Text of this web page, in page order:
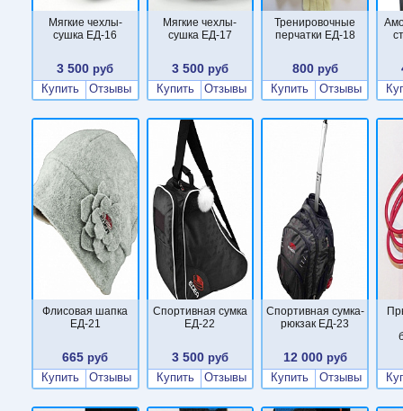
Мягкие чехлы-
сушка ЕД-16
3 500 руб
Купить
Отзывы
Мягкие чехлы-
сушка ЕД-17
3 500 руб
Купить
Отзывы
Тренировочные
перчатки ЕД-18
800руб
Купить
Отзывы
Флисовая шапка
ЕД-21
665 руб
Купить
Отзывы
Спортивная сумка
ЕД-22
3 500 руб
Купить
Отзывы
Спортивная сумка-
рюкзак ЕД-23
12 000руб
Купить
Отзывы